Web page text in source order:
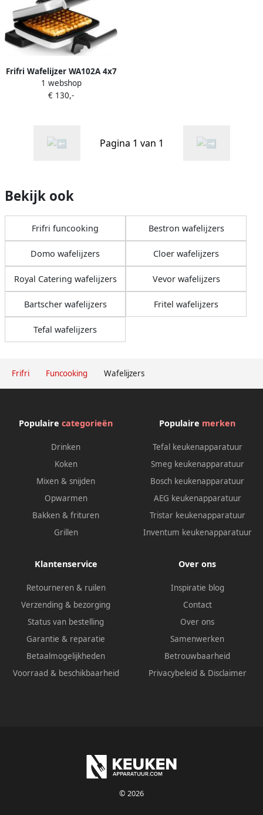
Frifri Funcooking Wafelijzers
Frifri Wafelijzer WA102A 4x7
| Wafelijzers |
Keuken&Koken
1 webshop
€ 130,-
Pagina 1 van 1
Bekijk ook
Frifri funcooking Bestron wafelijzers
Domo wafelijzers Cloer wafelijzers
Royal Catering wafelijzers Vevor wafelijzers
Bartscher wafelijzers Fritel wafelijzers
Tefal wafelijzers
Populaire categorieën
Drinken
Koken
Mixen & snijden
Opwarmen
Bakken & frituren
Grillen
Populaire merken
Tefal keukenapparatuur
Smeg keukenapparatuur
Bosch keukenapparatuur
AEG keukenapparatuur
Tristar keukenapparatuur
Inventum keukenapparatuur
Klantenservice
Retourneren & ruilen
Verzending & bezorging
Status van bestelling
Garantie & reparatie
Betaalmogelijkheden
Voorraad & beschikbaarheid
Over ons
Inspiratie blog
Contact
Over ons
Samenwerken
Betrouwbaarheid
Privacybeleid & Disclaimer
© 2026